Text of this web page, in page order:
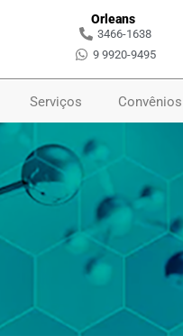
Orleans
3466-1638
9 9920-9495
Serviços Convênios